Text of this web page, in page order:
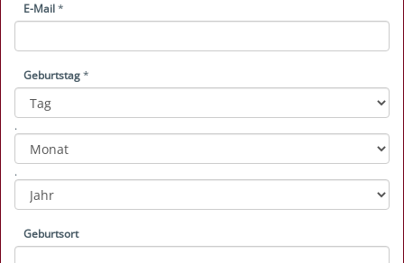
E-Mail*
Geburtstag*
Year
.
.
Geburtsort